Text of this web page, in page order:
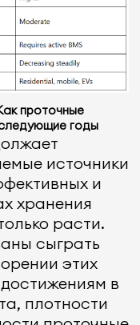
проточные
годы
источники
и
хранения
расти.
сыграть
этих
в
плотности